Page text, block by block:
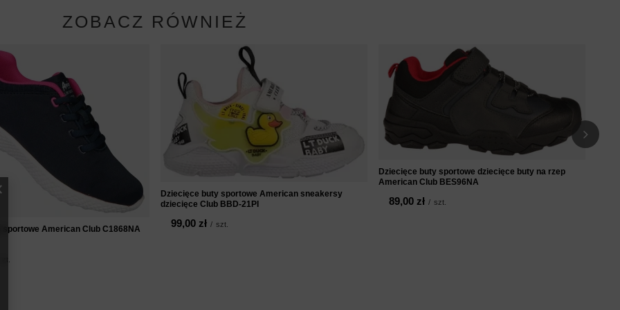
ZOBACZ RÓWNIEŻ
American Club C1868NA
Dziecięce buty sportowe American sneakersy
dziecięce Club BBD-21PI
99,00 zł / szt.
Dziecięce buty sportowe dziecięce buty na rzep
American Club BES96NA
89,00 zł / szt.